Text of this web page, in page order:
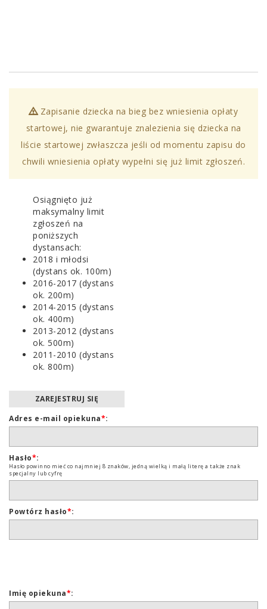
Zapisanie dziecka na bieg bez wniesienia opłaty
startowej, nie gwarantuje znalezienia się dziecka na
liście startowej zwłaszcza jeśli od momentu zapisu do
chwili wniesienia opłaty wypełni się już limit zgłoszeń.
Osiągnięto już
maksymalny limit
zgłoszeń na
poniższych
dystansach:
2018 i młodsi
(dystans ok. 100m)
2016-2017 (dystans
ok. 200m)
2014-2015 (dystans
ok. 400m)
2013-2012 (dystans
ok. 500m)
2011-2010 (dystans
ok. 800m)
ZAREJESTRUJ SIĘ
Adres e-mail opiekuna*:
Hasło*:
Hasło powinno mieć co najmniej 8 znaków, jedną wielką i małą literę a także znak
specjalny lub cyfrę
Powtórz hasło*:
Imię opiekuna*: